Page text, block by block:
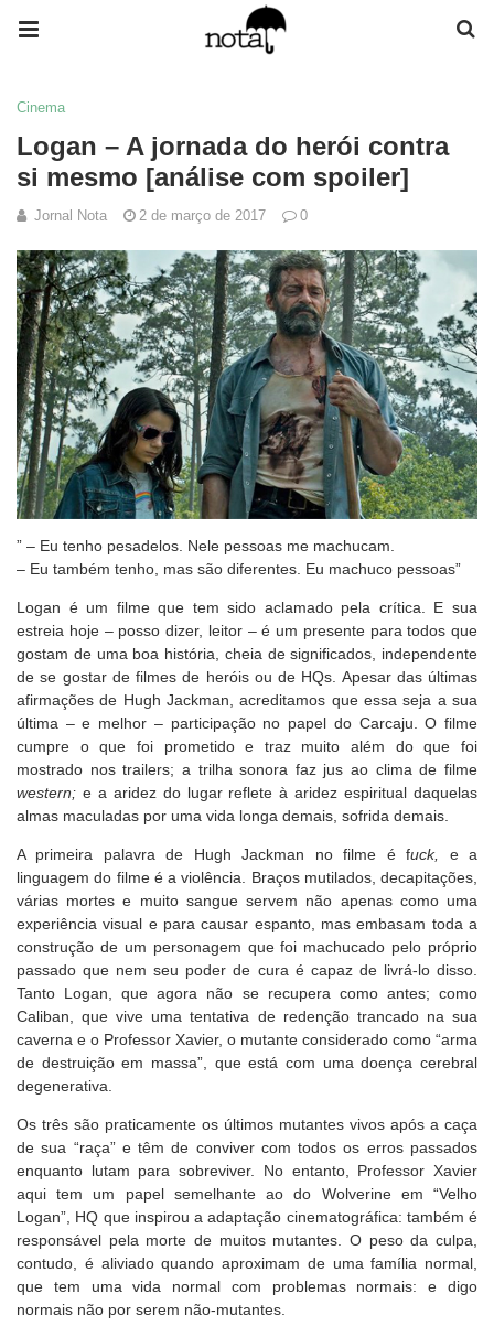
Cinema
Logan – A jornada do herói contra
si mesmo [análise com spoiler]
Jornal Nota 2 de março de 2017 0
” – Eu tenho pesadelos. Nele pessoas me machucam.
– Eu também tenho, mas são diferentes. Eu machuco pessoas”
Logan é um filme que tem sido aclamado pela crítica. E sua
estreia hoje – posso dizer, leitor – é um presente para todos que
gostam de uma boa história, cheia de significados, independente
de se gostar de filmes de heróis ou de HQs. Apesar das últimas
afirmações de Hugh Jackman, acreditamos que essa seja a sua
última – e melhor – participação no papel do Carcaju. O filme
cumpre o que foi prometido e traz muito além do que foi
mostrado nos trailers; a trilha sonora faz jus ao clima de filme
western; e a aridez do lugar reflete à aridez espiritual daquelas
almas maculadas por uma vida longa demais, sofrida demais.
A primeira palavra de Hugh Jackman no filme é fuck,
e a
linguagem do filme é a violência. Braços mutilados, decapitações,
várias mortes e muito sangue servem não apenas como uma
experiência visual e para causar espanto, mas embasam toda a
construção de um personagem que foi machucado pelo próprio
passado que nem seu poder de cura é capaz de livrá-lo disso.
Tanto Logan, que agora não se recupera como antes; como
Caliban, que vive uma tentativa de redenção trancado na sua
caverna e o Professor Xavier, o mutante considerado como “arma
de destruição em massa”, que está com uma doença cerebral
degenerativa.
Os três são praticamente os últimos mutantes vivos após a caça
de sua “raça” e têm de conviver com todos os erros passados
enquanto lutam para sobreviver. No entanto, Professor Xavier
aqui tem um papel semelhante ao do Wolverine em “Velho
Logan”, HQ que inspirou a adaptação cinematográfica: também é
responsável pela morte de muitos mutantes. O peso da culpa,
contudo, é aliviado quando aproximam de uma família normal,
que tem uma vida normal com problemas normais: e digo
normais não por serem não-mutantes.